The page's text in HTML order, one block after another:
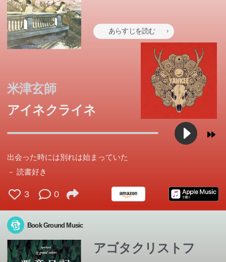
あらすじを読む
米津玄師
アイネクライネ
出会った時には別れは始まっていた
－ 読書好き
3 0
Book Ground Music
アゴタクリストフ